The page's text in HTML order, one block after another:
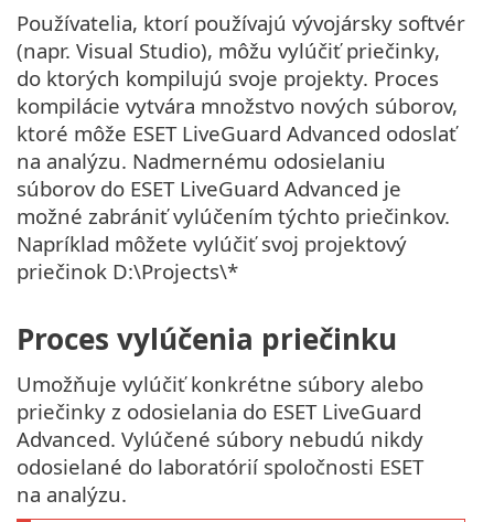
Používatelia, ktorí používajú vývojársky softvér
(napr. Visual Studio), môžu vylúčiť priečinky,
do ktorých kompilujú svoje projekty. Proces
kompilácie vytvára množstvo nových súborov,
ktoré môže ESET LiveGuard Advanced odoslať
na analýzu. Nadmernému odosielaniu
súborov do ESET LiveGuard Advanced je
možné zabrániť vylúčením týchto priečinkov.
Napríklad môžete vylúčiť svoj projektový
priečinok D:\Projects\*
Proces vylúčenia priečinku
Umožňuje vylúčiť konkrétne súbory alebo
priečinky z odosielania do ESET LiveGuard
Advanced. Vylúčené súbory nebudú nikdy
odosielané do laboratórií spoločnosti ESET
na analýzu.